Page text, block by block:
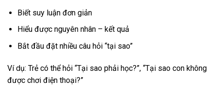
Biết suy luận đơn giản
Hiểu được nguyên nhân – kết quả
Bắt đầu đặt nhiều câu hỏi “tại sao”
Ví dụ: Trẻ có thể hỏi “Tại sao phải học?”, “Tại sao con không
được chơi điện thoại?”